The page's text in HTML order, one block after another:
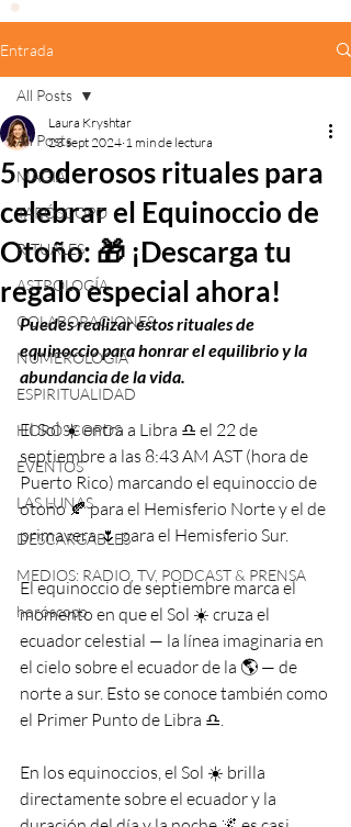
Entrada
All Posts
MAGIA
TARÓSCOPO
RITUALES
ASTROLOGÍA
COLABORACIONES
NUMEROLOGÍA
ESPIRITUALIDAD
HORÓSCOPOS
EVENTOS
LAS LUNAS
DESCARGABLES
MEDIOS: RADIO, TV, PODCAST & PRENSA
horóscopo
All Posts
5 poderosos rituales para
celebrar el Equinoccio de
Otoño: 🎁 ¡Descarga tu
regalo especial ahora!
Laura Kryshtar
23 sept 2024 1 min de lectura
Puedes realizar estos rituales de
equinoccio para honrar el equilibrio y la
abundancia de la vida.
El Sol ☀️ entra a Libra ♎️ el 22 de
septiembre a las 8:43 AM AST (hora de
Puerto Rico) marcando el equinoccio de
otoño 🍂 para el Hemisferio Norte y el de
primavera 🌷 para el Hemisferio Sur.
El equinoccio de septiembre marca el
momento en que el Sol ☀️ cruza el
ecuador celestial — la línea imaginaria en
el cielo sobre el ecuador de la 🌎 — de
norte a sur. Esto se conoce también como
el Primer Punto de Libra ♎️.
En los equinoccios, el Sol ☀️ brilla
directamente sobre el ecuador y la